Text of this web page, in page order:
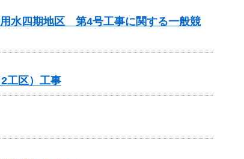
水四期地区 第4号工事に関する一般競
工区）工事